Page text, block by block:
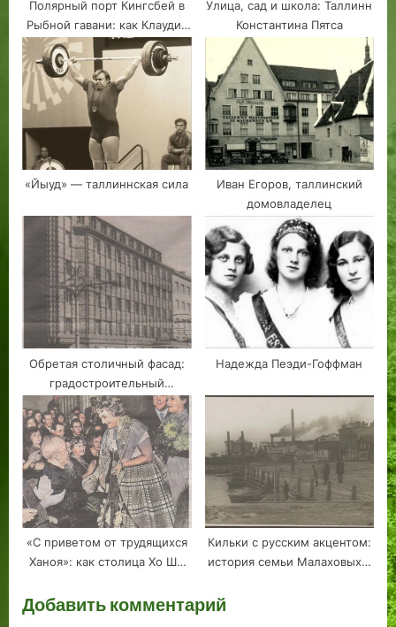
Полярный порт Кингсбей в
Рыбной гавани: как Клаудиа
Кардинале по Каламая в
Таллине гуляла
Улица, сад и школа: Таллинн
Константина Пятса
«Йыуд» — таллиннская сила
Иван Егоров, таллинский
домовладелец
Обретая столичный фасад:
градостроительный
памятник Таллина
Надежда Пеэди-Гоффман
«С приветом от трудящихся
Ханоя»: как столица Хо Ши
Кильки с русским акцентом:
история семьи Малаховых –
защитников республики
Добавить комментарий